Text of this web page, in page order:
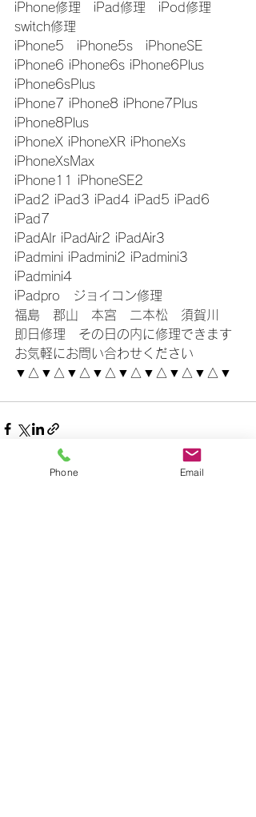
iPhone修理　iPad修理　iPod修理
switch修理
iPhone5　iPhone5s　iPhoneSE
iPhone6 iPhone6s iPhone6Plus
iPhone6sPlus
iPhone7 iPhone8 iPhone7Plus
iPhone8Plus
iPhoneX iPhoneXR iPhoneXs
iPhoneXsMax
iPhone11 iPhoneSE2
iPad2 iPad3 iPad4 iPad5 iPad6
iPad7
iPadAIr iPadAir2 iPadAir3
iPadmini iPadmini2 iPadmini3
iPadmini4
iPadpro　ジョイコン修理
福島　郡山　本宮　二本松　須賀川
即日修理　その日の内に修理できます
お気軽にお問い合わせください
▼△▼△▼△▼△▼△▼△▼△▼△▼
Phone Email